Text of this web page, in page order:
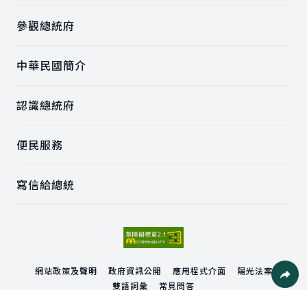
參觀總統府
中華民國簡介
認識總統府
便民服務
寫信給總統
網站政策及聲明 政府資訊公開 應用程式介面
陽光法案
雙語詞彙
常見問答